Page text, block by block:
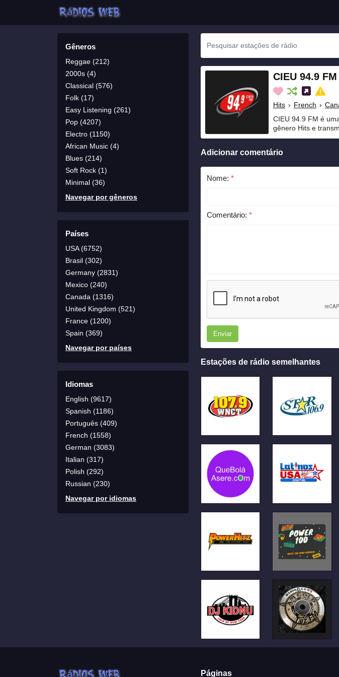
Gêneros
Reggae (212)
2000s (4)
Classical (576)
Folk (17)
Easy Listening (261)
Pop (4207)
Electro (1150)
African Music (4)
Blues (214)
Soft Rock (1)
Minimal (36)
Navegar por gêneros
Países
USA (6752)
Brasil (302)
Germany (2831)
Mexico (240)
Canada (1316)
United Kingdom (521)
France (1200)
Spain (369)
Navegar por países
Idiomas
English (9617)
Spanish (1186)
Português (409)
French (1558)
German (3083)
Italian (317)
Polish (292)
Russian (230)
Navegar por idiomas
CIEU 94.9 FM
Hits › French ›
CIEU 94.9 FM é
gênero Hits e
Adicionar comentário
Nome: *
Comentário: *
Enviar
Estações de rádio semelhantes
Páginas